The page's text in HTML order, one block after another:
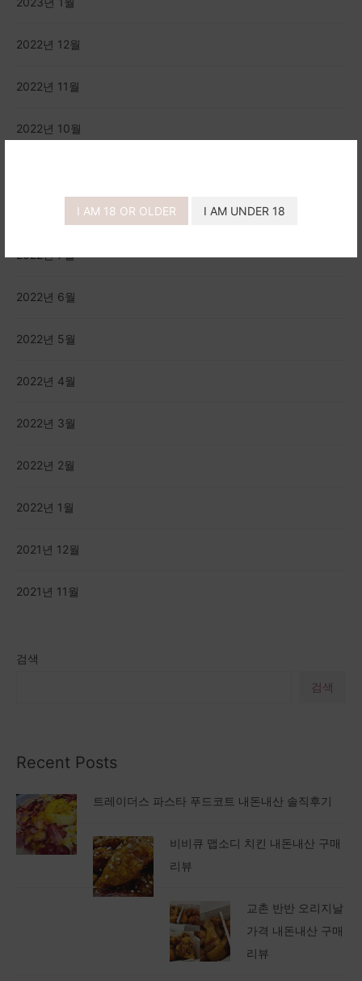
I AM 18 OR OLDER I AM UNDER 18
검색
검색
Recent Posts
트레이더스 파스타 푸드코트 내돈내산 솔직후기
비비큐 맵소디 치킨 내돈내산 구매
리뷰
교촌 반반 오리지날
가격 내돈내산 구매
리뷰
2022년 12월
2022년 11월
2022년 10월
2022년 7월
2022년 6월
2022년 5월
2022년 4월
2022년 3월
2022년 2월
2022년 1월
2021년 12월
2021년 11월